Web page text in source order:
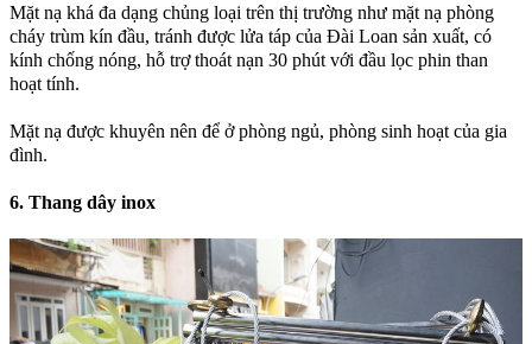
Mặt nạ khá đa dạng chủng loại trên thị trường như mặt nạ phòng
cháy trùm kín đầu, tránh được lửa táp của Đài Loan sản xuất, có
kính chống nóng, hỗ trợ thoát nạn 30 phút với đầu lọc phin than
hoạt tính.
Mặt nạ được khuyên nên để ở phòng ngủ, phòng sinh hoạt của gia
đình.
6. Thang dây inox